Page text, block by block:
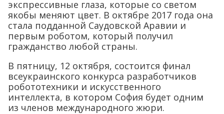
экспрессивные глаза, которые со светом
якобы меняют цвет. В октябре 2017 года она
стала подданной Саудовской Аравии и
первым роботом, который получил
гражданство любой страны.
В пятницу, 12 октября, состоится финал
всеукраинского конкурса разработчиков
робототехники и искусственного
интеллекта, в котором София будет одним
из членов международного жюри.